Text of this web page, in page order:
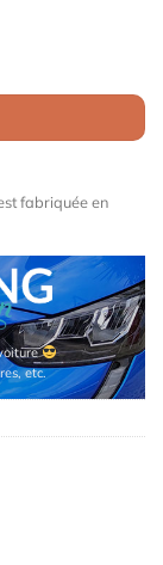
(CD) GT /
fabriquée en